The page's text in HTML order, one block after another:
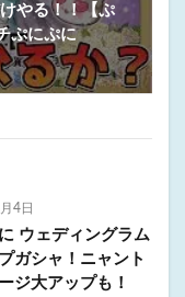
やる！！【ぷ
ぷにぷに
4日
ウェディングラム
ガシャ！ニャント
ジ大アップも！